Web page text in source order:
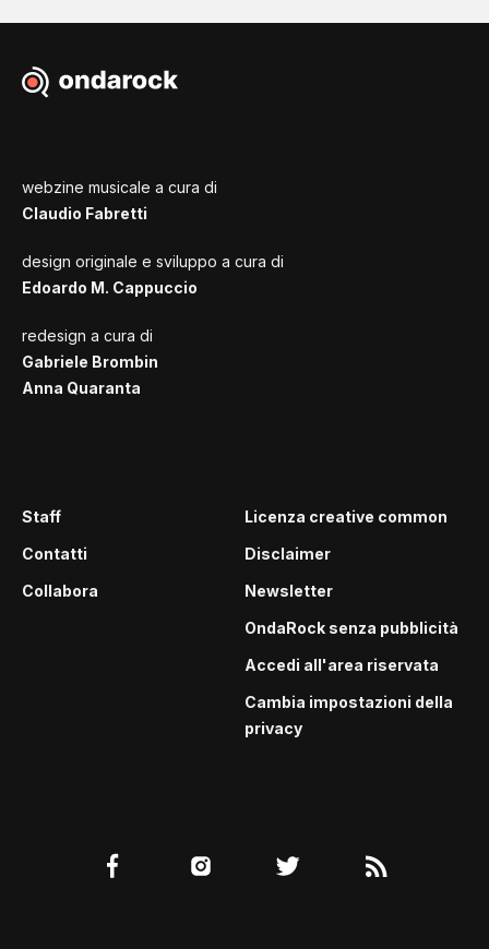
webzine musicale a cura di
Claudio Fabretti
design originale e sviluppo a cura di
Edoardo M. Cappuccio
redesign a cura di
Gabriele Brombin
Anna Quaranta
Staff
Contatti
Collabora
Licenza creative common
Disclaimer
Newsletter
OndaRock senza pubblicità
Accedi all'area riservata
Cambia impostazioni della
privacy